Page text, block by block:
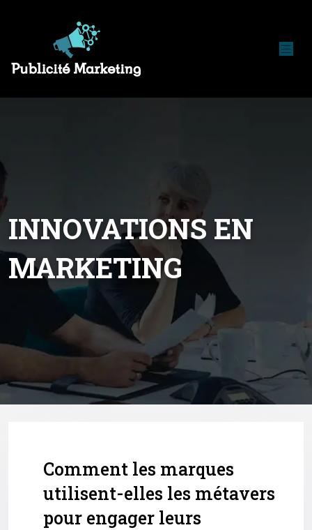
INNOVATIONS EN
MARKETING
Comment les marques
utilisent-elles les métavers
pour engager leurs